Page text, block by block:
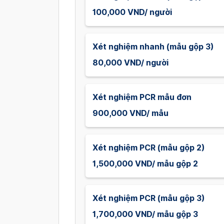
100,000 VND/ người
Xét nghiệm nhanh (mẫu gộp 3)
80,000 VND/ người
Xét nghiệm PCR mẫu đơn
900,000 VND/ mẫu
Xét nghiệm PCR (mẫu gộp 2)
1,500,000 VND/ mẫu gộp 2
Xét nghiệm PCR (mẫu gộp 3)
1,700,000 VND/ mẫu gộp 3